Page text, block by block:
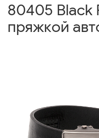
80405 Black
пряжкой